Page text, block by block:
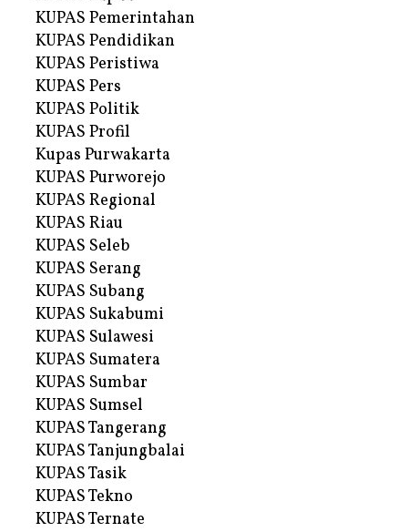
KUPAS Pemerintahan
KUPAS Pendidikan
KUPAS Peristiwa
KUPAS Pers
KUPAS Politik
KUPAS Profil
Kupas Purwakarta
KUPAS Purworejo
KUPAS Regional
KUPAS Riau
KUPAS Seleb
KUPAS Serang
KUPAS Subang
KUPAS Sukabumi
KUPAS Sulawesi
KUPAS Sumatera
KUPAS Sumbar
KUPAS Sumsel
KUPAS Tangerang
KUPAS Tanjungbalai
KUPAS Tasik
KUPAS Tekno
KUPAS Ternate